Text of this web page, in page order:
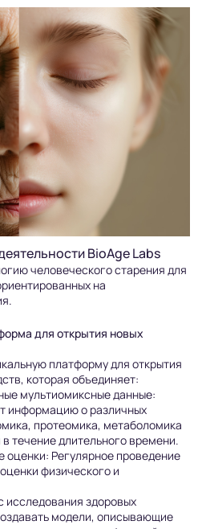
BioAge Labs
человеческого старения для
на
для открытия новых
платформу для открытия
которая объединяет:
мультиомиксные данные:
информацию о различных
протеомика, метаболомика
течение длительного времени.
Регулярное проведение
физического и
исследования здоровых
модели, описывающие